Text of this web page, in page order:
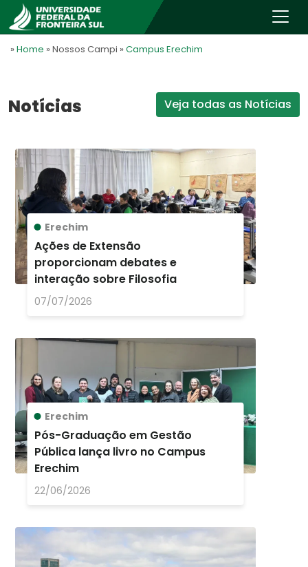
» Home » Nossos Campi » Campus Erechim
Notícias Veja todas as Notícias
Erechim
Ações de Extensão
proporcionam debates e
interação sobre Filosofia
07/07/2026
Erechim
Pós-Graduação em Gestão
Pública lança livro no Campus
Erechim
22/06/2026